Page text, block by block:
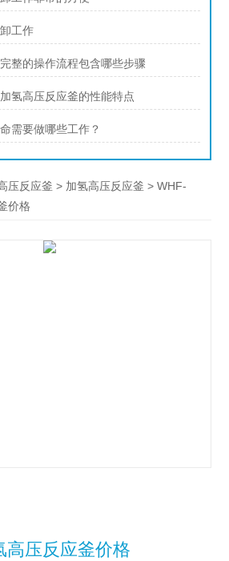
工作
整的操作流程包含哪些步骤
氢高压反应釜的性能特点
需要做哪些工作？
压反应釜 > 加氢高压反应釜 > WHF-
价格
高压反应釜价格